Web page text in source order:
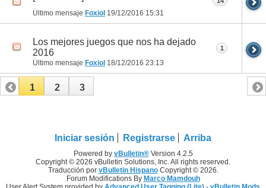
Último mensaje Foxiol 19/12/2016 15:31
Los mejores juegos que nos ha dejado
2016
Último mensaje Foxiol 18/12/2016 23:13
1
1 2 3
Iniciar sesión Registrarse Arriba
Powered by vBulletin®Version 4.2.5
Copyright © 2026 vBulletin Solutions, Inc. All rights reserved.
Traducción por vBulletin HispanoCopyright © 2026.
Forum Modifications By Marco Mamdouh